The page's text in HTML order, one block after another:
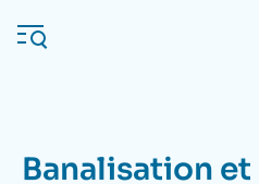
au
contenu
Banalisation et